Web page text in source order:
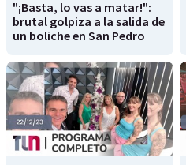
"¡Basta, lo vas a matar!":
brutal golpiza a la salida de
un boliche en San Pedro